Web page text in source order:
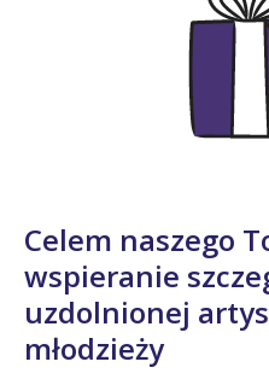
Celem naszego
wspieranie
uzdolnionej
młodzieży